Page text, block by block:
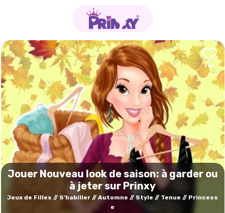
Jouer Nouveau look de saison: à garder ou
à jeter sur Prinxy
Jeux de Filles S'habiller Automne Style Tenue
Princess
e